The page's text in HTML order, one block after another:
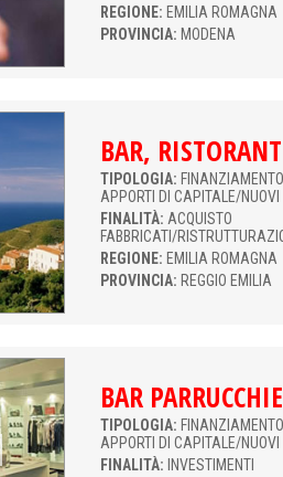
REGIONE: EMILIA ROMAGNA
PROVINCIA: MODENA
BAR,
TIPOLOGIA:
APPORTI DI CAPITALE/NUOVI
FINALITÀ: ACQUISTO
FABBRICATI/
REGIONE: EMILIA ROMAGNA
PROVINCIA: REGGIO EMILIA
BAR
TIPOLOGIA:
APPORTI DI CAPITALE/NUOVI
FINALITÀ: INVESTIMENTI